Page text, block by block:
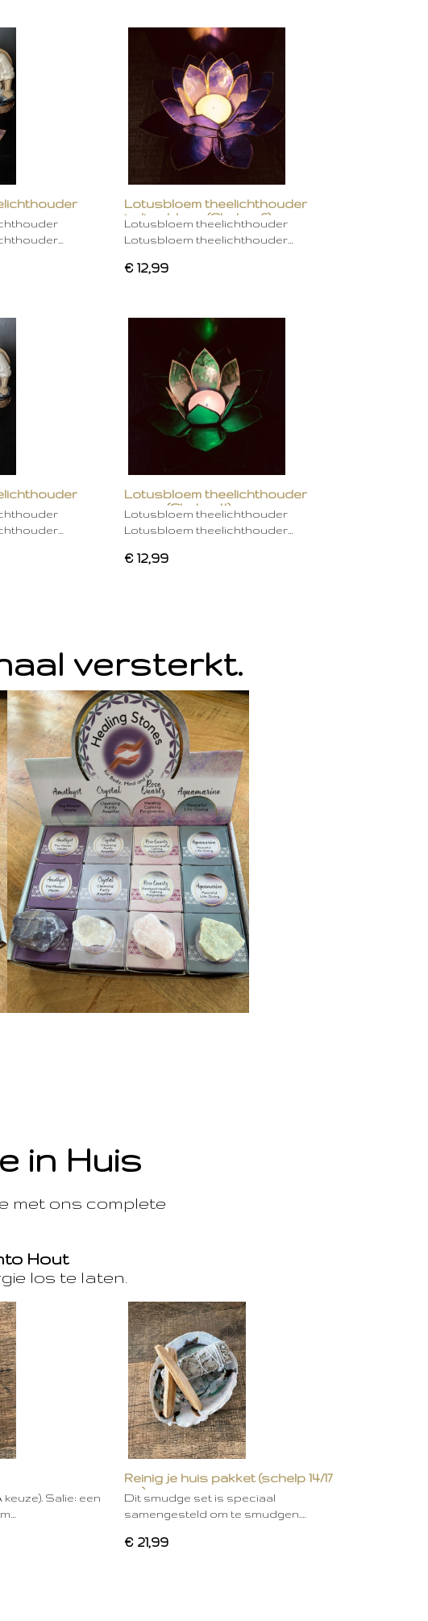
Lotusbloem theelichthouder
indigo blauw (Chakra 6)
Lotusbloem theelichthouder
Lotusbloem theelichthouder…
€ 12,99
Lotusbloem theelichthouder
groen (Chakra 4)
Lotusbloem theelichthouder
Lotusbloem theelichthouder…
€ 12,99
versterkt.
in Huis
met ons complete
Hout
los te laten.
keuze). Salie: een
Reinig je huis pakket (schelp 14/17
cm)
Dit smudge set is speciaal
samengesteld om te smudgen.…
€ 21,99